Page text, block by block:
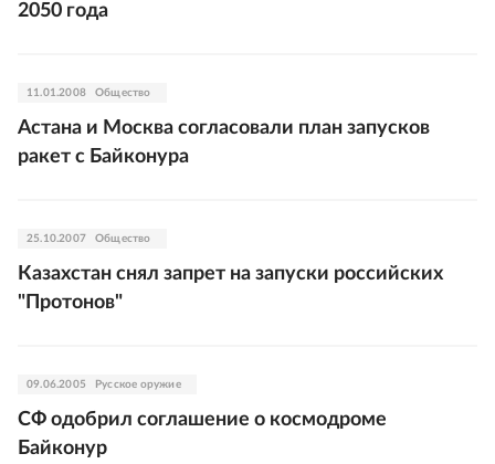
2050 года
11.01.2008 Общество
Астана и Москва согласовали план запусков
ракет с Байконура
25.10.2007 Общество
Казахстан снял запрет на запуски российских
"Протонов"
09.06.2005 Русское оружие
СФ одобрил соглашение о космодроме
Байконур